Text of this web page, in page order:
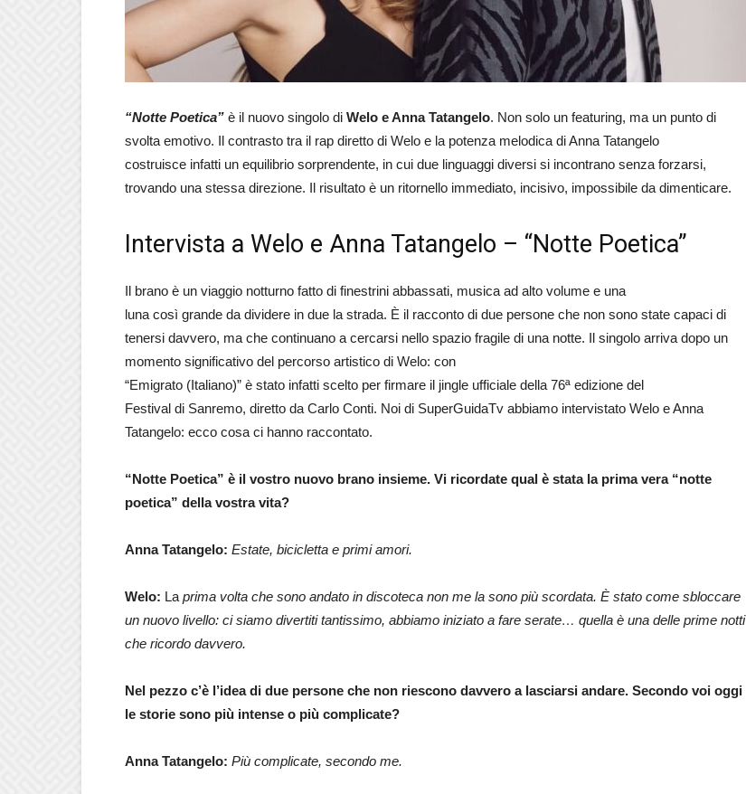
“Notte Poetica” è il nuovo singolo di Welo e Anna Tatangelo. Non solo un featuring, ma un punto di
svolta emotivo. Il contrasto tra il rap diretto di Welo e la potenza melodica di Anna Tatangelo
costruisce infatti un equilibrio sorprendente, in cui due linguaggi diversi si incontrano senza forzarsi,
trovando una stessa direzione. Il risultato è un ritornello immediato, incisivo, impossibile da dimenticare.
Intervista a Welo e Anna Tatangelo – “Notte Poetica”
Il brano è un viaggio notturno fatto di finestrini abbassati, musica ad alto volume e una
luna così grande da dividere in due la strada. È il racconto di due persone che non sono state capaci di
tenersi davvero, ma che continuano a cercarsi nello spazio fragile di una notte. Il singolo arriva dopo un
momento significativo del percorso artistico di Welo: con
“Emigrato (Italiano)” è stato infatti scelto per firmare il jingle ufficiale della 76ª edizione del
Festival di Sanremo, diretto da Carlo Conti. Noi di SuperGuidaTv abbiamo intervistato Welo e Anna
Tatangelo: ecco cosa ci hanno raccontato.
“Notte Poetica” è il vostro nuovo brano insieme. Vi ricordate qual è stata la prima vera “notte
poetica” della vostra vita?
Anna Tatangelo: Estate, bicicletta e primi amori.
Welo: La prima volta che sono andato in discoteca non me la sono più scordata. È stato come sbloccare
un nuovo livello: ci siamo divertiti tantissimo, abbiamo iniziato a fare serate… quella è una delle prime notti
che ricordo davvero.
Nel pezzo c’è l’idea di due persone che non riescono davvero a lasciarsi andare. Secondo voi oggi
le storie sono più intense o più complicate?
Anna Tatangelo: Più complicate, secondo me.